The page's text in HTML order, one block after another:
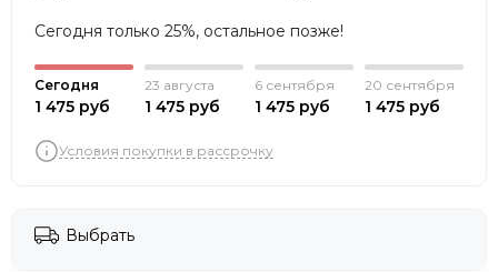
Сегодня только 25%, остальное позже!
Сегодня
1 475 руб
23 августа
1 475 руб
6 сентября
1 475 руб
20 сентября
1 475 руб
Условия покупки в рассрочку
Выбрать